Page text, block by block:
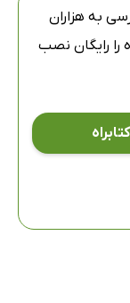
به هزاران
را رایگان نصب